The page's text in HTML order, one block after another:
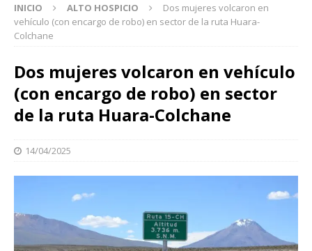
INICIO ALTO HOSPICIO
Dos mujeres volcaron en
vehículo (con encargo de robo) en sector de la ruta Huara-
Colchane
Dos mujeres volcaron en vehículo
(con encargo de robo) en sector
de la ruta Huara-Colchane
14/04/2025